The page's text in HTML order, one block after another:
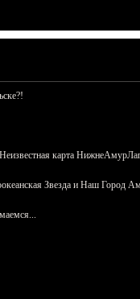
карта
Звезда и Наш Город